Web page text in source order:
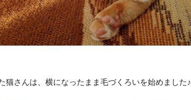
猫さんは、横になったまま毛づくろいを始めました♪